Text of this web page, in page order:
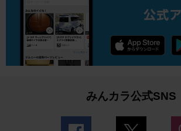
みんカラ公式SNS